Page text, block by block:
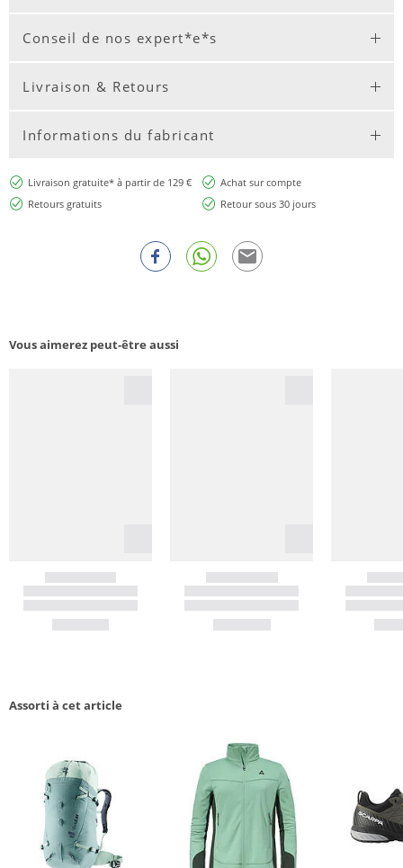
Conseil de nos expert*e*s
Livraison & Retours
Informations du fabricant
Livraison gratuite* à partir de 129 €
Achat sur compte
Retours gratuits
Retour sous 30 jours
Vous aimerez peut-être aussi
Assorti à cet article